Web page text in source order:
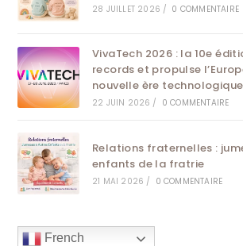
28 JUILLET 2026 / 0 COMMENTAIRE
VivaTech 2026 : la 10e
records et propulse
nouvelle ère technologique
22 JUIN 2026 / 0 COMMENTAIRE
Relations fraternelles :
enfants de la fratrie
21 MAI 2026 / 0 COMMENTAIRE
French